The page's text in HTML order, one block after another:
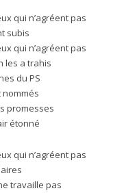
qui n’agréent pas
subis
qui n’agréent pas
les a trahis
du PS
nommés
promesses
étonné
qui n’agréent pas
travaille pas